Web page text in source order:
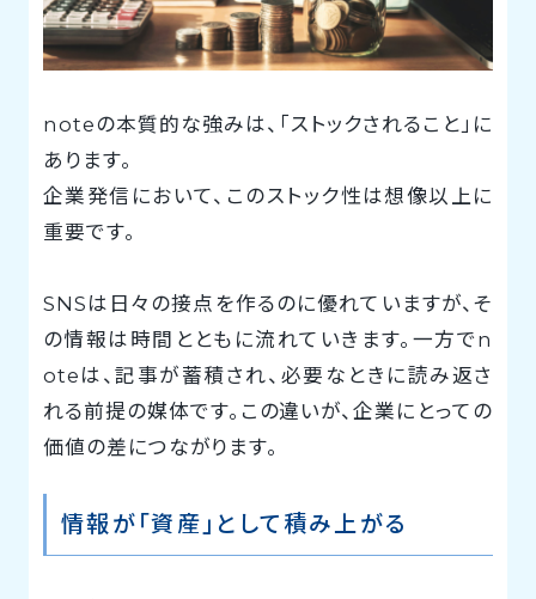
noteの本質的な強みは、「ストックされること」に
あります。
企業発信において、このストック性は想像以上に
重要です。
SNSは日々の接点を作るのに優れていますが、そ
の情報は時間とともに流れていきます。一方でn
oteは、記事が蓄積され、必要なときに読み返さ
れる前提の媒体です。この違いが、企業にとっての
価値の差につながります。
情報が「資産」として積み上がる